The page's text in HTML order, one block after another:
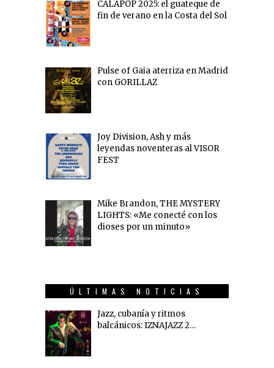
CALAPOP 2025: el guateque de
fin de verano en la Costa del Sol
Pulse of Gaia aterriza en Madrid
con GORILLAZ
Joy Division, Ash y más
leyendas noventeras al VISOR
FEST
Mike Brandon, THE MYSTERY
LIGHTS: «Me conecté con los
dioses por un minuto»
ÚLTIMAS NOTICIAS
Jazz, cubanía y ritmos
balcánicos: IZNAJAZZ 2…